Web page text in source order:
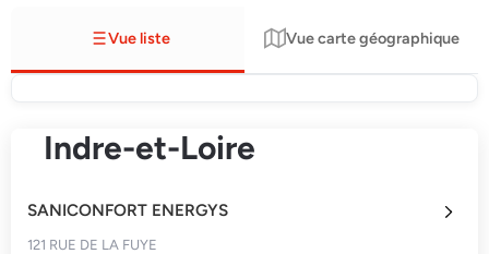
Vue liste Vue carte géographique
Indre-et-Loire
SANICONFORT ENERGYS
121 RUE DE LA FUYE